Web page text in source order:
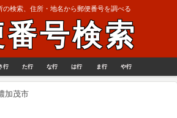
の検索、住所・地名から郵便番号を調べる
号検索
行 た行 な行 は行 ま行 や行
加茂市